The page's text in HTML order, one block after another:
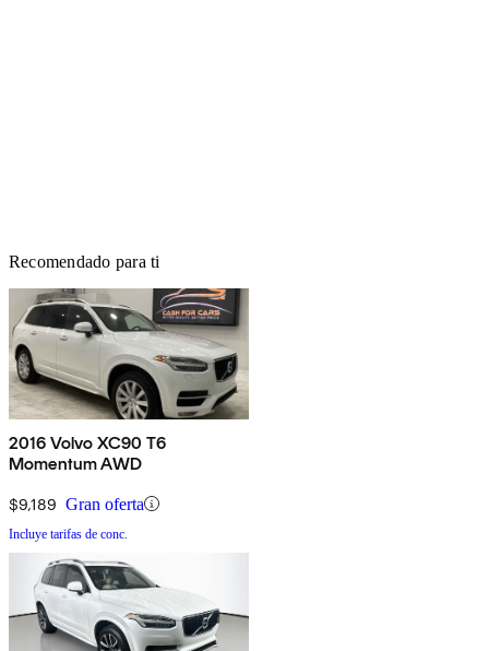
Recomendado para ti
2016 Volvo XC90 T6
Momentum AWD
$9,189 Gran oferta
Incluye tarifas de conc.